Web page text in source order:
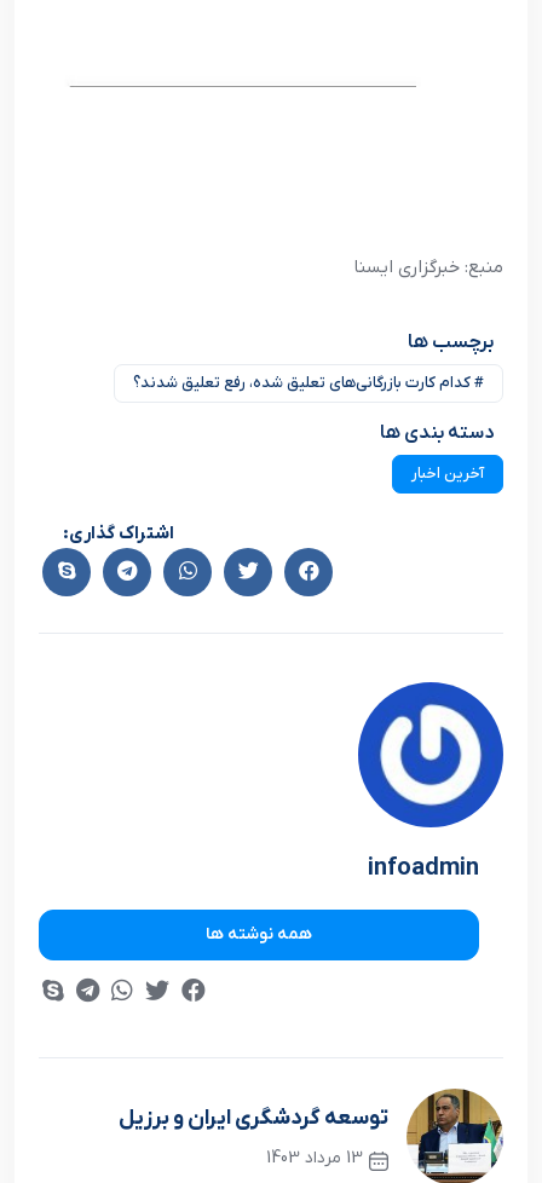
منبع: خبرگزاری ایسنا
برچسب ها
# کدام کارت بازرگانی‌های تعلیق شده، رفع تعلیق شدند؟
دسته بندی ها
آخرین اخبار
اشتراک گذاری:
infoadmin
همه نوشته ها
توسعه گردشگری ایران و برزیل
13 مرداد 1403